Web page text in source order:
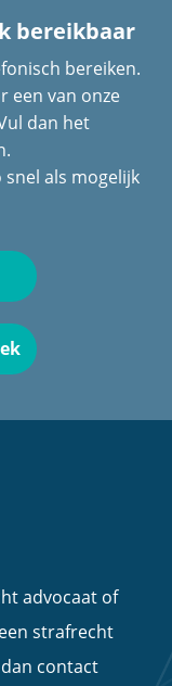
bereikbaar
bereiken.
een van onze
dan het
snel als mogelijk
advocaat of
strafrecht
contact